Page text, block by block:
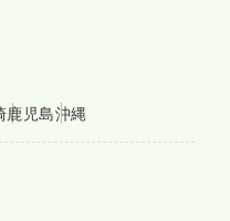
鹿児島沖縄